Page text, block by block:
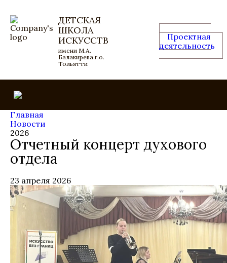
ДЕТСКАЯ
ШКОЛА
ИСКУССТВ
имени М.А.
Балакирева г.о.
Тольятти
Проектная
деятельность
Главная
Новости
2026
Отчетный концерт духового
отдела
23 апреля 2026